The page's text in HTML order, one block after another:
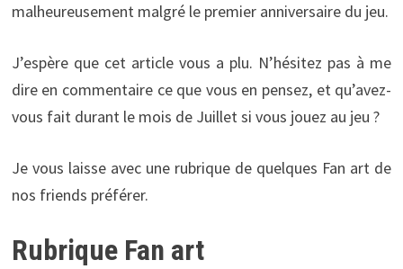
malheureusement malgré le premier anniversaire du jeu.
J’espère que cet article vous a plu. N’hésitez pas à me
dire en commentaire ce que vous en pensez, et qu’avez-
vous fait durant le mois de Juillet si vous jouez au jeu ?
Je vous laisse avec une rubrique de quelques Fan art de
nos friends préférer.
Rubrique Fan art